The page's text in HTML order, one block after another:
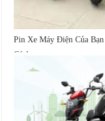
Pin Xe Máy Điện Của
Cách...